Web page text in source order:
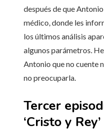
después de que
médico, donde les
los últimos análisis
algunos parámetros.
Antonio que no cuente
no preocuparla.
Tercer
‘Cristo y Rey’